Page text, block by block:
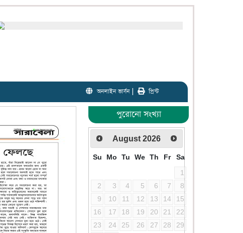
অনলাইন ভার্সন| প্রিন্ট
পুরোনো সংখ্যা
August 2026
Su Mo Tu We Th Fr
Sa
1
2
3 4 5 6 7
8
9
10 11 12 13 14
15
16
17 18 19 20 21
22
23
24 25 26 27 28
29